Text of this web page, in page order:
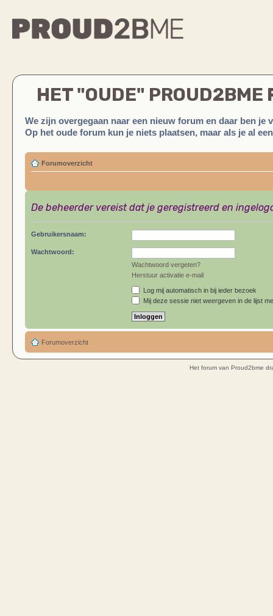
HET "OUDE" PROUD2BME
We zijn overgegaan naar een nieuw forum en daar ben je
Op het oude forum kun je niets plaatsen, maar als je al
Forumoverzicht
De beheerder vereist dat je geregistreerd en
Gebruikersnaam:
Wachtwoord:
Wachtwoord vergeten?
Herstuur activatie e-mail
Log mij automatisch in bij ieder bezoek
Mij deze sessie niet weergeven in de lijst
Forumoverzicht
Het forum van Proud2bme